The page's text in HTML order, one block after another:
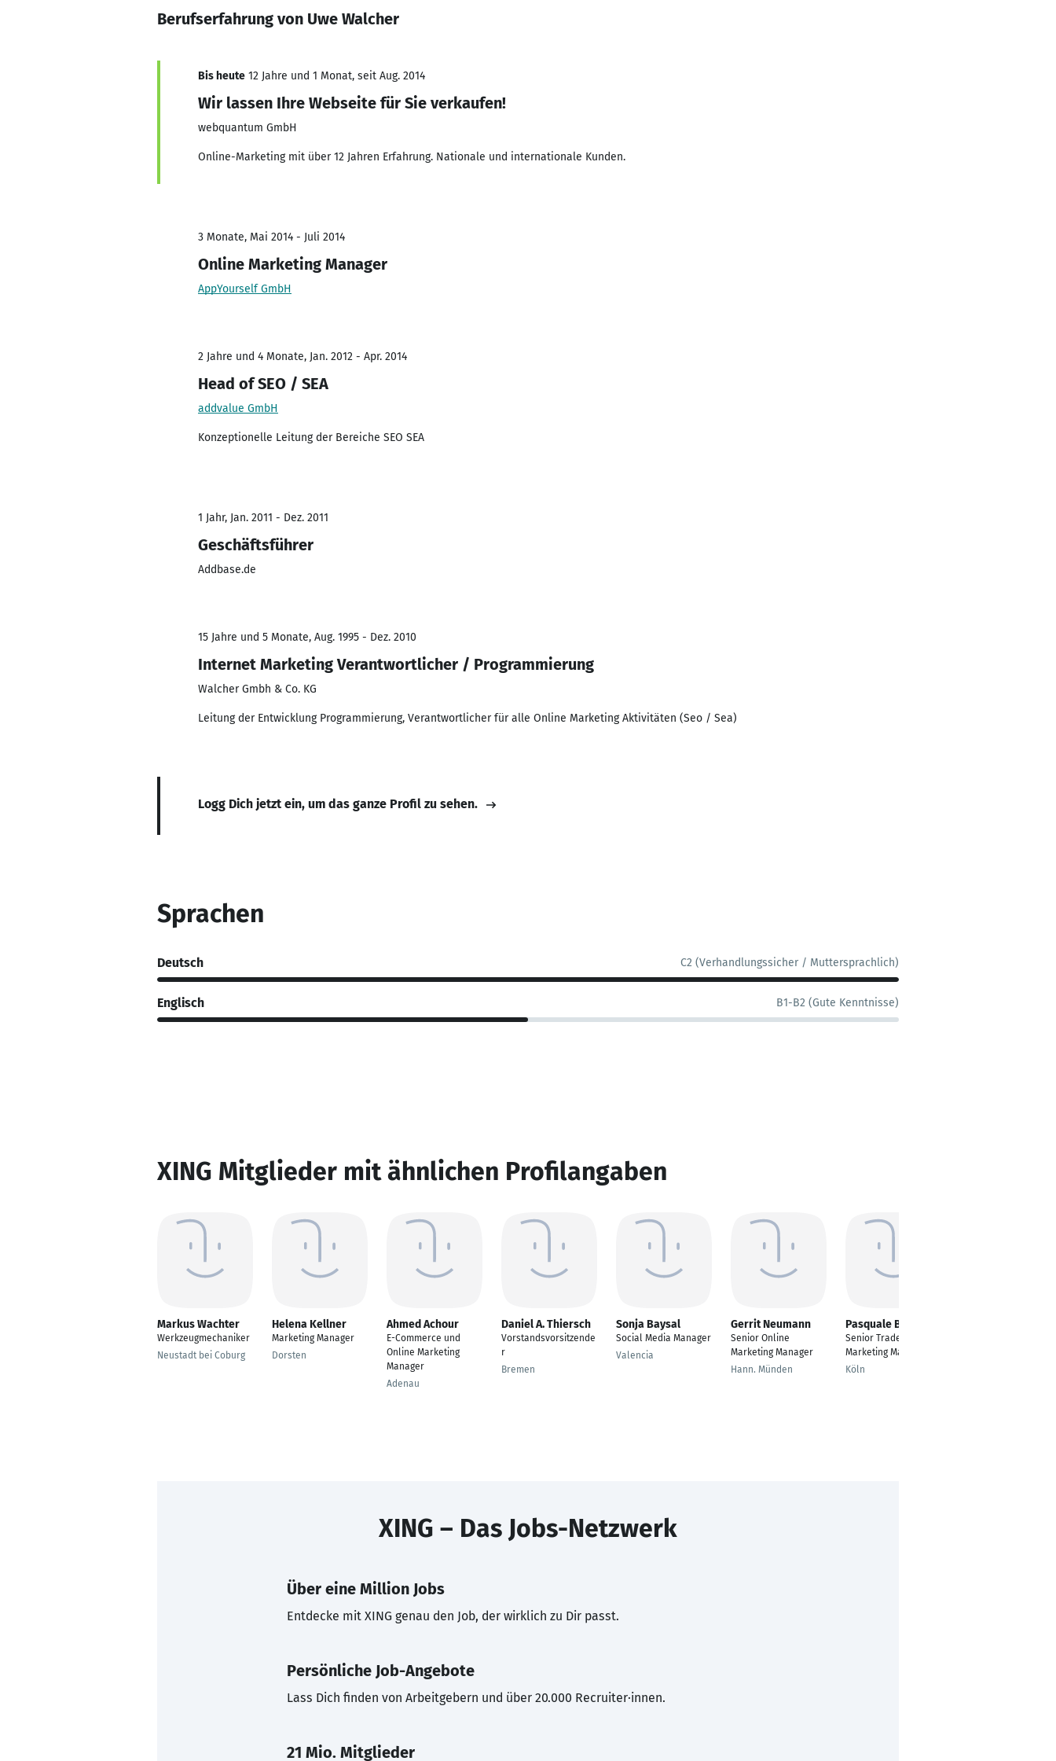
Berufserfahrung von Uwe Walcher
Bis heute 12 Jahre und 1 Monat, seit Aug. 2014
Wir lassen Ihre Webseite für Sie verkaufen!
webquantum GmbH
Online-Marketing mit über 12 Jahren Erfahrung. Nationale und internationale Kunden.
3 Monate, Mai 2014 - Juli 2014
Online Marketing Manager
AppYourself GmbH
2 Jahre und 4 Monate, Jan. 2012 - Apr. 2014
Head of SEO / SEA
addvalue GmbH
Konzeptionelle Leitung der Bereiche SEO SEA
1 Jahr, Jan. 2011 - Dez. 2011
Geschäftsführer
Addbase.de
15 Jahre und 5 Monate, Aug. 1995 - Dez. 2010
Internet Marketing Verantwortlicher / Programmierung
Walcher Gmbh & Co. KG
Leitung der Entwicklung Programmierung, Verantwortlicher für alle Online Marketing Aktivitäten (Seo / Sea)
Logg Dich jetzt ein, um das ganze Profil zu sehen.
Sprachen
Deutsch C2 (Verhandlungssicher / Muttersprachlich)
Englisch B1-B2 (Gute Kenntnisse)
XING Mitglieder mit ähnlichen Profilangaben
Markus Wachter
Werkzeugmechaniker
Neustadt bei Coburg
Helena Kellner
Marketing Manager
Dorsten
Ahmed Achour
E-Commerce und
Online Marketing
Manager
Adenau
Daniel A. Thiersch
Vorstandsvorsitzende
r
Bremen
Sonja Baysal
Social Media Manager
Valencia
Gerrit Neumann
Senior Online
Marketing Manager
Hann. Münden
Pasquale Battaglia
Senior Trade
Marketing Manager
Köln
XING – Das Jobs-Netzwerk
Über eine Million Jobs
Entdecke mit XING genau den Job, der wirklich zu Dir passt.
Persönliche Job-Angebote
Lass Dich finden von Arbeitgebern und über 20.000 Recruiter·innen.
21 Mio. Mitglieder